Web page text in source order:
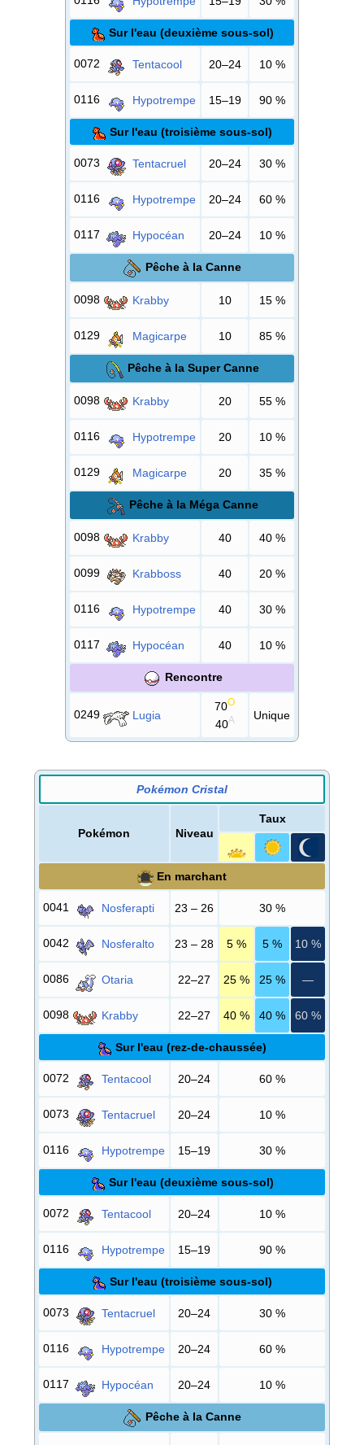
Sur l'eau (deuxième sous-sol)
0072 Tentacool 20–24 10 %
0116 Hypotrempe 15–19 90 %
Sur l'eau (troisième sous-sol)
0073 Tentacruel 20–24 30 %
0116 Hypotrempe 20–24 60 %
0117 Hypocéan 20–24 10 %
Pêche à la Canne
0098 Krabby 10 15 %
0129 Magicarpe 10 85 %
Pêche à la Super Canne
0098 Krabby 20 55 %
0116 Hypotrempe 20 10 %
0129 Magicarpe 20 35 %
Pêche à la Méga Canne
0098 Krabby 40 40 %
0099 Krabboss 40 20 %
0116 Hypotrempe 40 30 %
0117 Hypocéan 40 10 %
Rencontre
0249 Lugia
70O
40A Unique
Pokémon Cristal
Pokémon Niveau
Taux
En marchant
0041 Nosferapti 23 – 26 30 %
0042 Nosferalto 23 – 28 5 % 5 % 10 %
0086 Otaria 22–27 25 % 25 % —
0098 Krabby 22–27 40 % 40 % 60 %
Sur l'eau (rez-de-chaussée)
0072 Tentacool 20–24 60 %
0073 Tentacruel 20–24 10 %
0116 Hypotrempe 15–19 30 %
Sur l'eau (deuxième sous-sol)
0072 Tentacool 20–24 10 %
0116 Hypotrempe 15–19 90 %
Sur l'eau (troisième sous-sol)
0073 Tentacruel 20–24 30 %
0116 Hypotrempe 20–24 60 %
0117 Hypocéan 20–24 10 %
Pêche à la Canne